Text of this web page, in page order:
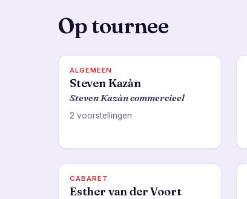
Op tournee
ALGEMEEN
Steven Kazàn
Steven Kazàn commercieel
2 voorstellingen
CABARET
Esther van der Voort